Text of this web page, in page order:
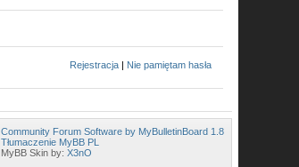
Rejestracja | Nie pamiętam hasła
Community Forum Software by MyBulletinBoard 1.8
Tłumaczenie MyBB PL
MyBB Skin by:X3nO